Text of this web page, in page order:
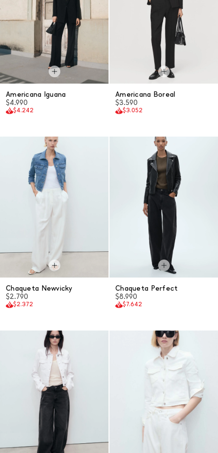
Americana Iguana
$4.990
$4.242
Americana Boreal
$3.590
$3.052
Chaqueta Newvicky
$2.790
$2.372
Chaqueta Perfect
$8.990
$7.642